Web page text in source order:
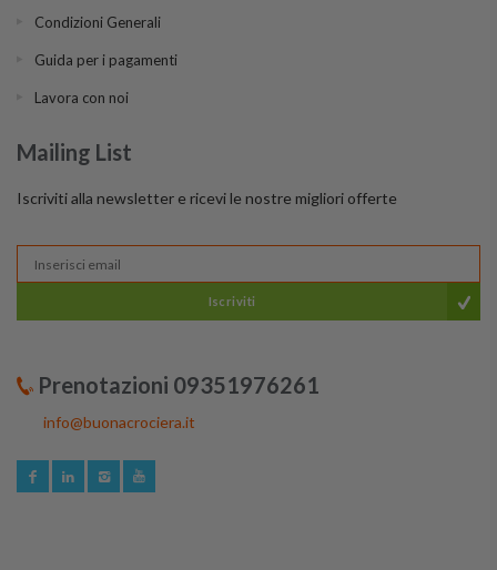
Condizioni Generali
Guida per i pagamenti
Lavora con noi
Mailing List
Iscriviti alla newsletter e ricevi le nostre migliori offerte
Iscriviti
Prenotazioni 09351976261
info@buonacrociera.it